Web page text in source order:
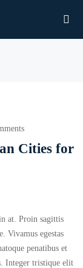
Cities for
at. Proin sagittis
Vivamus egestas
penatibus et
Integer tristique elit